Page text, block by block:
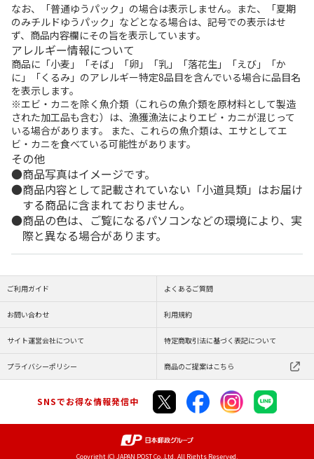
なお、「普通ゆうパック」の場合は表示しません。また、「夏期
のみチルドゆうパック」などとなる場合は、記号での表示はせ
ず、商品内容欄にその旨を表示しています。
アレルギー情報について
商品に「小麦」「そば」「卵」「乳」「落花生」「えび」「か
に」「くるみ」のアレルギー特定8品目を含んでいる場合に品目名
を表示します。
※エビ・カニを除く魚介類（これらの魚介類を原材料として製造
された加工品も含む）は、漁獲漁法によりエビ・カニが混じって
いる場合があります。 また、これらの魚介類は、エサとしてエ
ビ・カニを食べている可能性があります。
その他
商品写真はイメージです。
商品内容として記載されていない「小道具類」はお届け
する商品に含まれておりません。
商品の色は、ご覧になるパソコンなどの環境により、実
際と異なる場合があります。
ご利用ガイド よくあるご質問
お問い合わせ 利用規約
サイト運営会社について 特定商取引法に基づく表記について
プライバシーポリシー 商品のご提案はこちら
SNSでお得な情報発信中
Copyright (C) JAPAN POST Co.,Ltd. All Rights Reserved.